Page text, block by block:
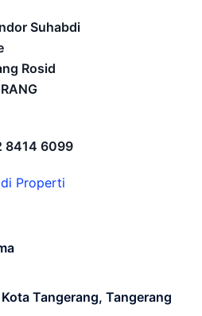
Suhabdi
Rosid
8414 6099
Properti
Tangerang, Tangerang